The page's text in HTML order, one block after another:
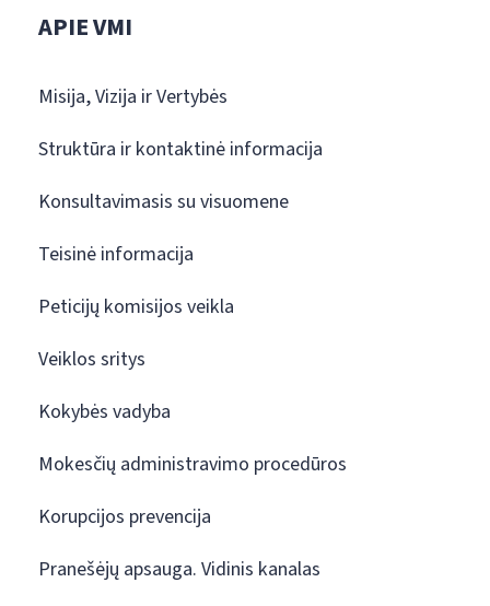
APIE VMI
Misija, Vizija ir Vertybės
Struktūra ir kontaktinė informacija
Konsultavimasis su visuomene
Teisinė informacija
Peticijų komisijos veikla
Veiklos sritys
Kokybės vadyba
Mokesčių administravimo procedūros
Korupcijos prevencija
Pranešėjų apsauga. Vidinis kanalas